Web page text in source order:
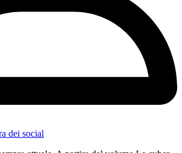
dei social